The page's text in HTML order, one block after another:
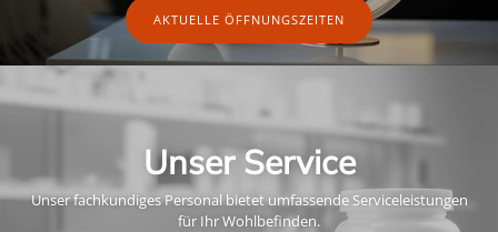
AKTUELLE ÖFFNUNGSZEITEN
Unser Service
Unser fachkundiges Personal bietet umfassende Serviceleistungen
für Ihr Wohlbefinden.